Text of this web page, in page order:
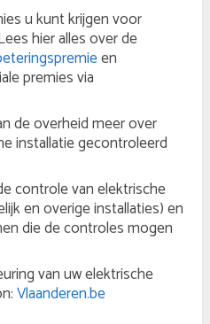
u kunt krijgen voor
hier alles over de
en
premies via
de overheid meer over
installatie gecontroleerd
controle van elektrische
en overige installaties) en
die de controles mogen
van uw elektrische
Vlaanderen.be